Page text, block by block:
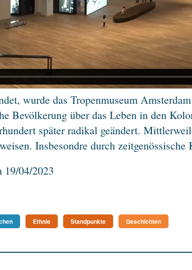
wurde das Tropenmuseum
Bevölkerung über das Leben in den
später radikal geändert.
Insbesondre durch zeitgenössische
19/04/2023
Ethnie Standpunkte Geschichten